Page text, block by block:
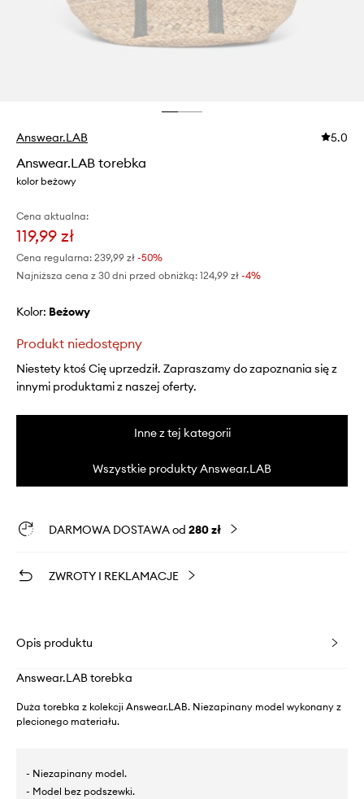
Answear.LAB 5.0
Answear.LAB torebka
kolor beżowy
Cena aktualna:
119,99 zł
Cena regularna: 239,99 zł -50%
Najniższa cena z 30 dni przed obniżką: 124,99 zł -4%
Kolor: beżowy
Produkt niedostępny
Niestety ktoś Cię uprzedził. Zapraszamy do zapoznania się z
innymi produktami z naszej oferty.
Inne z tej kategorii
Wszystkie produkty Answear.LAB
DARMOWA DOSTAWA od 280 zł
ZWROTY I REKLAMACJE
Opis produktu
Answear.LAB torebka
Duża torebka z kolekcji Answear.LAB. Niezapinany model wykonany z
plecionego materiału.
- Niezapinany model.
- Model bez podszewki.